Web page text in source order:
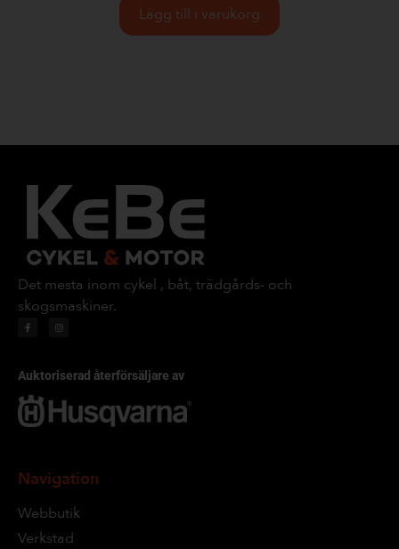
Lägg till i varukorg
Det mesta inom cykel , båt, trädgårds- och
skogsmaskiner.
Auktoriserad återförsäljare av
Navigation
Webbutik
Verkstad